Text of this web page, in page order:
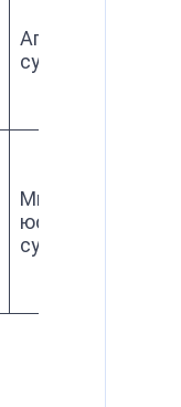
Апелляционный
суд ОАЭ
Министерство
юстиции ОАЭ и
суд